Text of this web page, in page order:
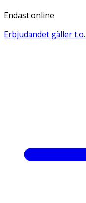
Endast online
Erbjudandet gäller